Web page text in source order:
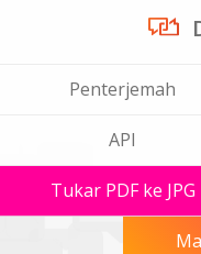
Penterjemah
API
Tukar PDF ke JPG